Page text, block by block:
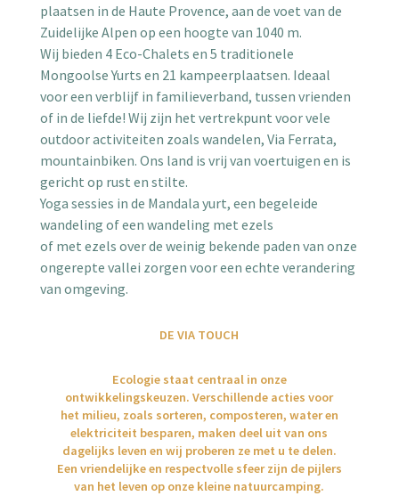
plaatsen in de Haute Provence, aan de voet van de
Zuidelijke Alpen op een hoogte van 1040 m.
Wij bieden 4 Eco-Chalets en 5 traditionele
Mongoolse Yurts en 21 kampeerplaatsen. Ideaal
voor een verblijf in familieverband, tussen vrienden
of in de liefde! Wij zijn het vertrekpunt voor vele
outdoor activiteiten zoals wandelen, Via Ferrata,
mountainbiken. Ons land is vrij van voertuigen en is
gericht op rust en stilte.
Yoga sessies in de Mandala yurt, een begeleide
wandeling of een wandeling met ezels
of met ezels over de weinig bekende paden van onze
ongerepte vallei zorgen voor een echte verandering
van omgeving.
DE VIA TOUCH
Ecologie staat centraal in onze
ontwikkelingskeuzen. Verschillende acties voor
het milieu, zoals sorteren, composteren, water en
elektriciteit besparen, maken deel uit van ons
dagelijks leven en wij proberen ze met u te delen.
Een vriendelijke en respectvolle sfeer zijn de pijlers
van het leven op onze kleine natuurcamping.